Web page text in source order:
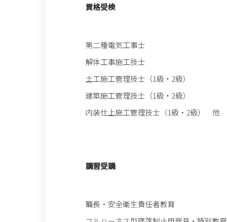
資格受検
第二種電気工事士
解体工事施工技士
土工施工管理技士（1級・2級）
建築施工管理技士（1級・2級）
内装仕上施工管理技士（1級・2級） 他
講習受講
職長・安全衛生責任者教育